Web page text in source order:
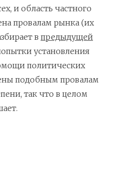
и область частного
провалам рынка (их
в предыдущей
установления
политических
подобным провалам
так что в целом